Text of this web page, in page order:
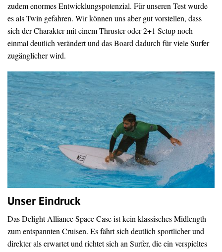
zudem enormes Entwicklungspotenzial. Für unseren Test wurde
es als Twin gefahren. Wir können uns aber gut vorstellen, dass
sich der Charakter mit einem Thruster oder 2+1 Setup noch
einmal deutlich verändert und das Board dadurch für viele Surfer
zugänglicher wird.
Unser Eindruck
Das Delight Alliance Space Case ist kein klassisches Midlength
zum entspannten Cruisen. Es fährt sich deutlich sportlicher und
direkter als erwartet und richtet sich an Surfer, die ein verspieltes